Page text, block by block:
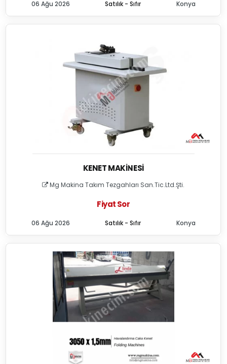
Satılık - Sıfır
06 Ağu 2026 Konya
KENET MAKINESI
Mg Makina Takım Tezgahları San.Tic.Ltd.Şti.
Fiyat Sor
Satılık - Sıfır
06 Ağu 2026 Konya